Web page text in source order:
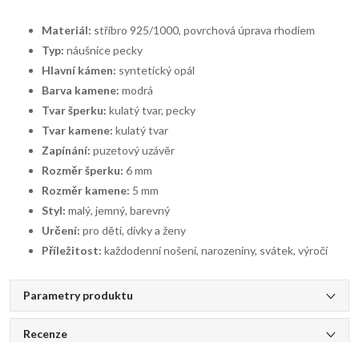
Materiál: stříbro 925/1000, povrchová úprava rhodiem
Typ: náušnice pecky
Hlavní kámen: syntetický opál
Barva kamene: modrá
Tvar šperku: kulatý tvar, pecky
Tvar kamene: kulatý tvar
Zapínání: puzetový uzávěr
Rozměr šperku: 6 mm
Rozměr kamene: 5 mm
Styl: malý, jemný, barevný
Určení: pro děti, dívky a ženy
Příležitost: každodenní nošení, narozeniny, svátek, výročí
Parametry produktu
Recenze